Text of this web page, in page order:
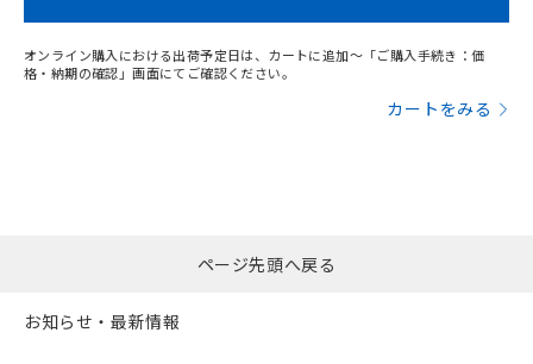
オンライン購入における出荷予定日は、カートに追加～「ご購入手続き：価
格・納期の確認」画面にてご確認ください。
カートをみる
ページ先頭へ戻る
お知らせ・最新情報